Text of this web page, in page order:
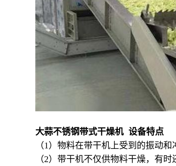
大蒜不锈钢带式干燥机 设备特点
（1）物料在带干机上受到的振动
（2）带干机不仅供物料干燥，有